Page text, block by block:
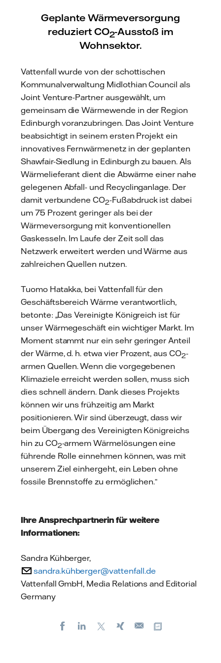
Geplante Wärmeversorgung
reduziert CO2-Ausstoß im
Wohnsektor.
Vattenfall wurde von der schottischen
Kommunalverwaltung Midlothian Council als
Joint Venture-Partner ausgewählt, um
gemeinsam die Wärmewende in der Region
Edinburgh voranzubringen. Das Joint Venture
beabsichtigt in seinem ersten Projekt ein
innovatives Fernwärmenetz in der geplanten
Shawfair-Siedlung in Edinburgh zu bauen. Als
Wärmelieferant dient die Abwärme einer nahe
gelegenen Abfall- und Recyclinganlage. Der
damit verbundene CO2-Fußabdruck ist dabei
um 75 Prozent geringer als bei der
Wärmeversorgung mit konventionellen
Gaskesseln. Im Laufe der Zeit soll das
Netzwerk erweitert werden und Wärme aus
zahlreichen Quellen nutzen.
Tuomo Hatakka, bei Vattenfall für den
Geschäftsbereich Wärme verantwortlich,
betonte: „Das Vereinigte Königreich ist für
unser Wärmegeschäft ein wichtiger Markt. Im
Moment stammt nur ein sehr geringer Anteil
der Wärme, d. h. etwa vier Prozent, aus CO2-
armen Quellen. Wenn die vorgegebenen
Klimaziele erreicht werden sollen, muss sich
dies schnell ändern. Dank dieses Projekts
können wir uns frühzeitig am Markt
positionieren. Wir sind überzeugt, dass wir
beim Übergang des Vereinigten Königreichs
hin zu CO2-armem Wärmelösungen eine
führende Rolle einnehmen können, was mit
unserem Ziel einhergeht, ein Leben ohne
fossile Brennstoffe zu ermöglichen.“
Ihre Ansprechpartnerin für weitere
Informationen:
Sandra Kühberger,
sandra.kühberger@vattenfall.de
Vattenfall GmbH, Media Relations and Editorial
Germany
FacebookLinkedIn Xing
E-